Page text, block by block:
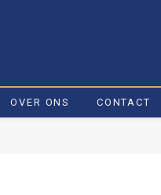
OVER ONS CONTACT